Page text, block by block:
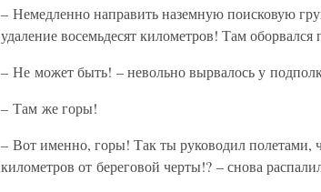
– Немедленно направить наземную поисковую
удаление восемьдесят километров! Там оборвался
– Не может быть! – невольно вырвалось у
– Там же горы!
– Вот именно, горы! Так ты руководил полетами,
километров от береговой черты!? – снова